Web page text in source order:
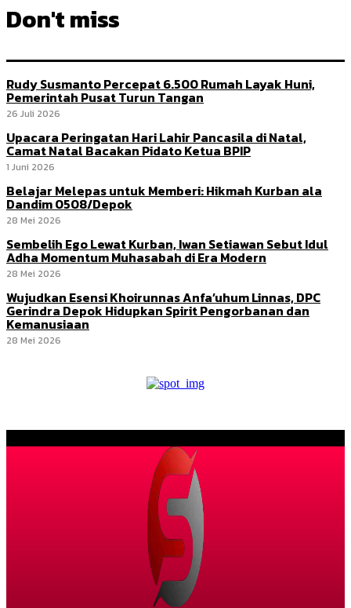
Don't miss
Rudy Susmanto Percepat 6.500 Rumah Layak Huni,
Pemerintah Pusat Turun Tangan
26 Juli 2026
Upacara Peringatan Hari Lahir Pancasila di Natal,
Camat Natal Bacakan Pidato Ketua BPIP
1 Juni 2026
Belajar Melepas untuk Memberi: Hikmah Kurban ala
Dandim 0508/Depok
28 Mei 2026
Sembelih Ego Lewat Kurban, Iwan Setiawan Sebut Idul
Adha Momentum Muhasabah di Era Modern
28 Mei 2026
Wujudkan Esensi Khoirunnas Anfa’uhum Linnas, DPC
Gerindra Depok Hidupkan Spirit Pengorbanan dan
Kemanusiaan
28 Mei 2026